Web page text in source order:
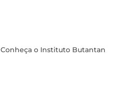
Conheça o Instituto Butantan